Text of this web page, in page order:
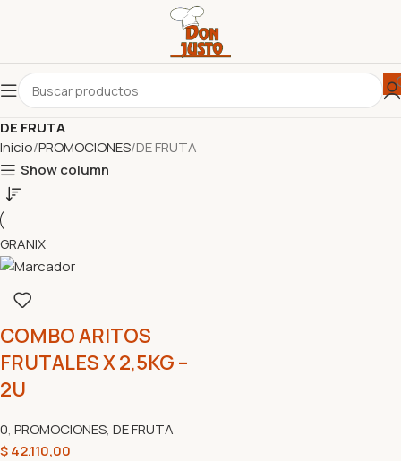
DE FRUTA
Inicio PROMOCIONES DE FRUTA
Show column
GRANIX
COMBO ARITOS
FRUTALES X 2,5KG –
2U
0, PROMOCIONES, DE FRUTA
$42.110,00